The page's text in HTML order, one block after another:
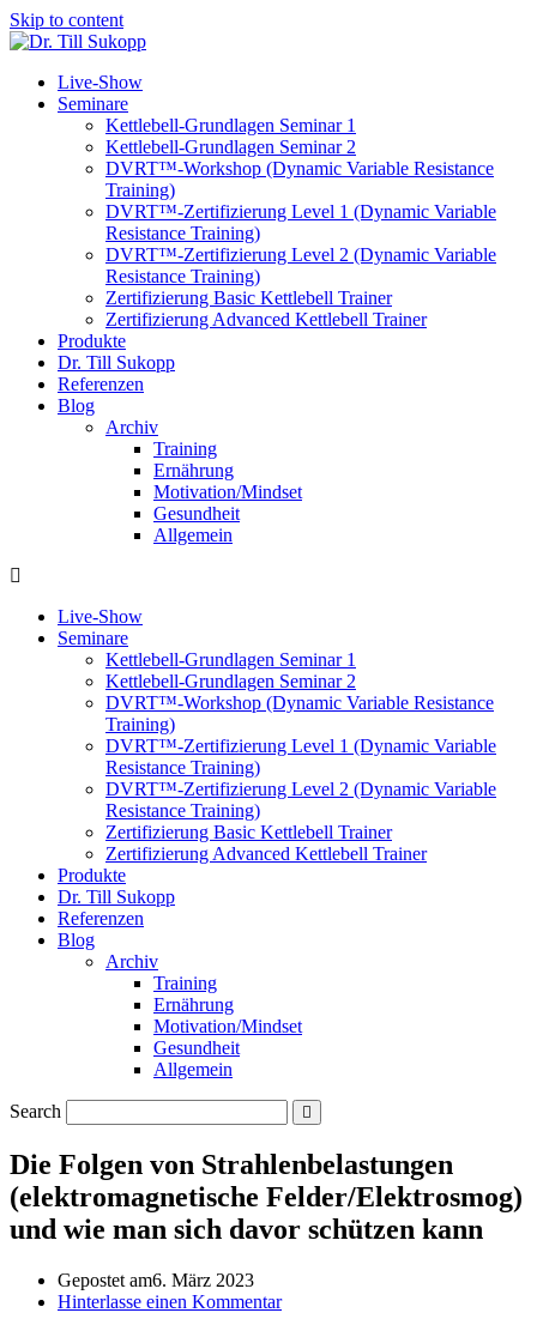
Skip to content
Live-Show
Seminare
Kettlebell-Grundlagen Seminar 1
Kettlebell-Grundlagen Seminar 2
DVRT™-Workshop (Dynamic Variable Resistance
Training)
DVRT™-Zertifizierung Level 1 (Dynamic Variable
Resistance Training)
DVRT™-Zertifizierung Level 2 (Dynamic Variable
Resistance Training)
Zertifizierung Basic Kettlebell Trainer
Zertifizierung Advanced Kettlebell Trainer
Produkte
Dr. Till Sukopp
Referenzen
Blog
Archiv
Training
Ernährung
Motivation/Mindset
Gesundheit
Allgemein
Live-Show
Seminare
Kettlebell-Grundlagen Seminar 1
Kettlebell-Grundlagen Seminar 2
DVRT™-Workshop (Dynamic Variable Resistance
Training)
DVRT™-Zertifizierung Level 1 (Dynamic Variable
Resistance Training)
DVRT™-Zertifizierung Level 2 (Dynamic Variable
Resistance Training)
Zertifizierung Basic Kettlebell Trainer
Zertifizierung Advanced Kettlebell Trainer
Produkte
Dr. Till Sukopp
Referenzen
Blog
Archiv
Training
Ernährung
Motivation/Mindset
Gesundheit
Allgemein
Search
Die Folgen von Strahlenbelastungen
(elektromagnetische Felder/Elektrosmog)
und wie man sich davor schützen kann
Gepostet am6. März 2023
Hinterlasse einen Kommentar